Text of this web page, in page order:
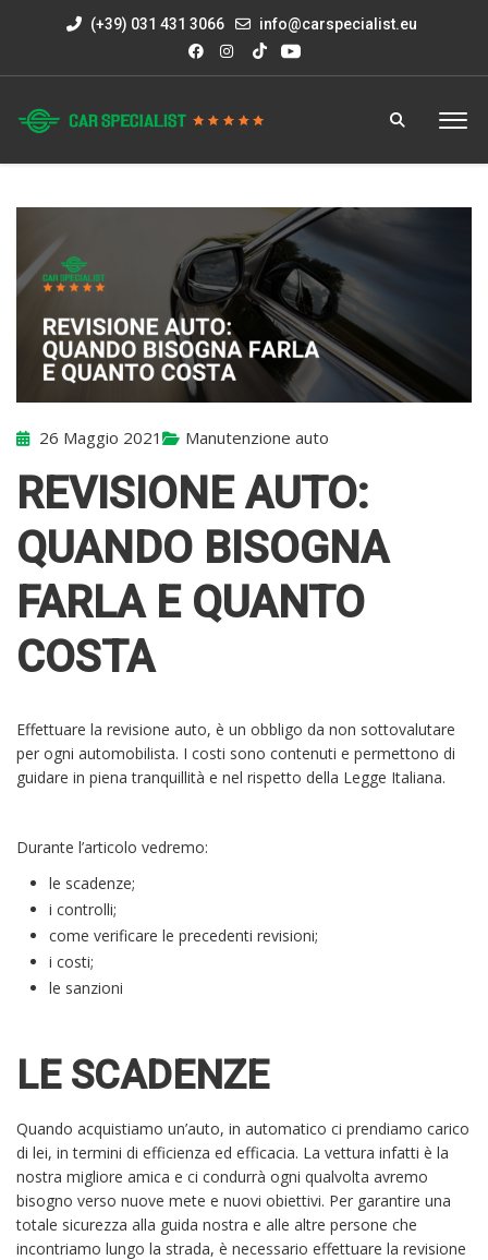
(+39) 031 431 3066 info@carspecialist.eu
26 Maggio 2021 Manutenzione auto
REVISIONE AUTO:
QUANDO BISOGNA
FARLA E QUANTO
COSTA
Effettuare la revisione auto, è un obbligo da non sottovalutare
per ogni automobilista. I costi sono contenuti e permettono di
guidare in piena tranquillità e nel rispetto della Legge Italiana.
Durante l’articolo vedremo:
le scadenze;
i controlli;
come verificare le precedenti revisioni;
i costi;
le sanzioni
LE SCADENZE
Quando acquistiamo un’auto, in automatico ci prendiamo carico
di lei, in termini di efficienza ed efficacia. La vettura infatti è la
nostra migliore amica e ci condurrà ogni qualvolta avremo
bisogno verso nuove mete e nuovi obiettivi. Per garantire una
totale sicurezza alla guida nostra e alle altre persone che
incontriamo lungo la strada, è necessario effettuare la revisione